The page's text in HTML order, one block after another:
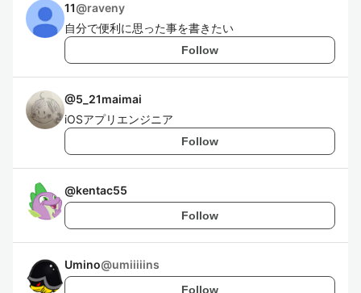
11@raveny
自分で便利に思った事を書きたい
Follow
@5_21maimai
iOSアプリエンジニア
Follow
@kentac55
Follow
Umino@umiiiiins
Follow